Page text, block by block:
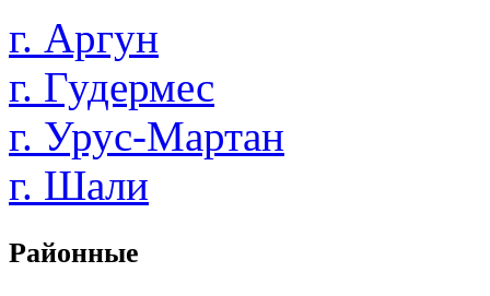
г. Аргун
г. Гудермес
г. Урус-Мартан
г. Шали
Районные